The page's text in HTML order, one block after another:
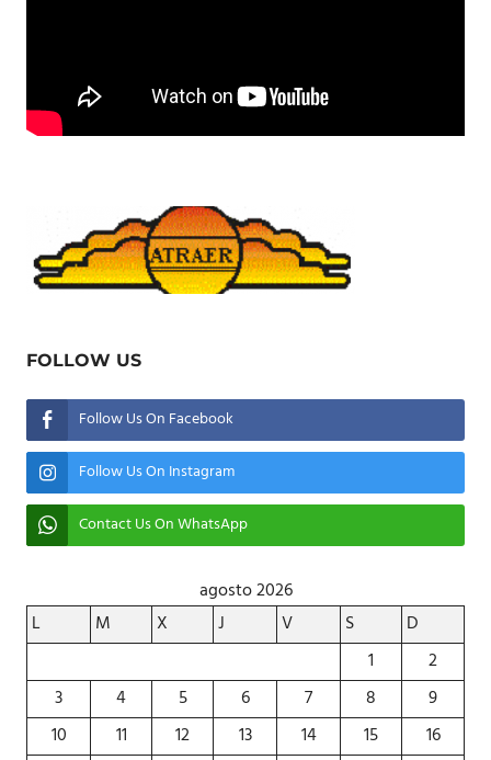
FOLLOW US
Follow Us On Facebook
Follow Us On Instagram
Contact Us On WhatsApp
agosto 2026
L
M X J V S
D
1
2
3
4 5 6 7 8
9
10
11 12 13 14 15
16